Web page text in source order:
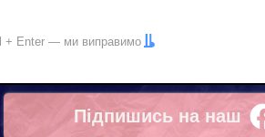
+ Enter — ми виправимо
Підпишись на наш
Facebook